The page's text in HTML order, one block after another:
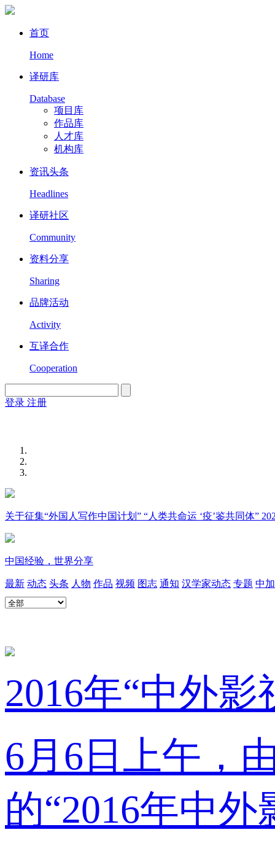
首页
Home
译研库
Database
项目库
作品库
人才库
机构库
资讯头条
Headlines
译研社区
Community
资料分享
Sharing
品牌活动
Activity
互译合作
Cooperation
登录 注册
关于征集“外国人写作中国计划” “人类共命运 ‘疫’鉴共同体”
中国经验，世界分享
最新 动态 头条 人物 作品 视频 图志 通知 汉学家动态 专题 中
2016年“中外
6月6日上午，
的“2016年中